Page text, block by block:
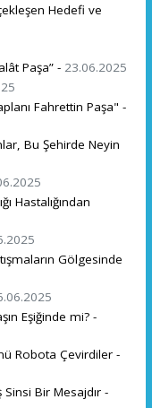
Hedefi ve
Paşa” - 23.06.2025
Fahrettin Paşa" -
Bu Şehirde Neyin
Hastalığından
Gölgesinde
Eşiğinde mi? -
Robota Çevirdiler -
Sinsi Bir Mesajdır -